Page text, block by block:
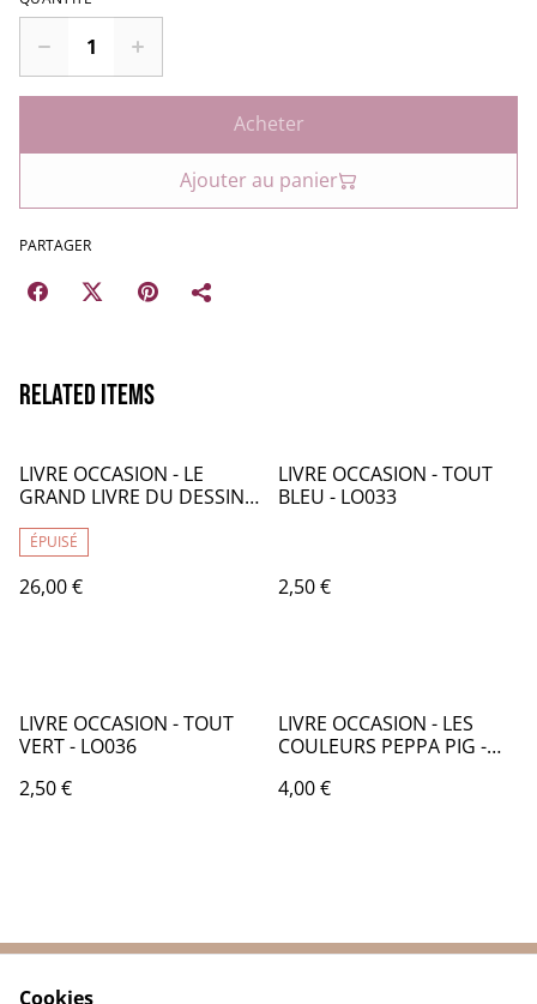
Acheter
Ajouter au panier
PARTAGER
Related items
LIVRE OCCASION - LE
GRAND LIVRE DU DESSIN
LO014
ÉPUISÉ
26,00 €
LIVRE OCCASION - TOUT
BLEU - LO033
2,50 €
LIVRE OCCASION - TOUT
VERT - LO036
2,50 €
LIVRE OCCASION - LES
COULEURS PEPPA PIG -
4,00 €
Cookies